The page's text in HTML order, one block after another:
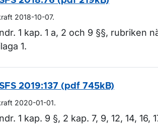
2018-10-07.
1 kap. 1 a, 2 och 9 §§, rubriken
1.
2019:137 (pdf 745kB)
2020-01-01.
1 kap. 9 §, 2 kap. 7, 9, 12, 14,